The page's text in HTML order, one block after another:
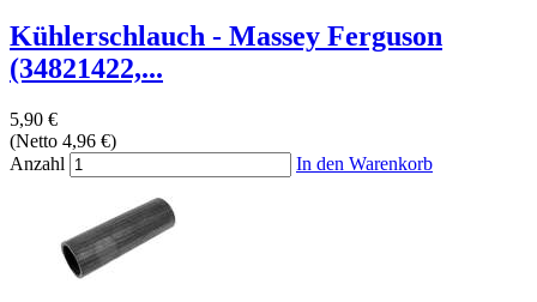
Kühlerschlauch - Massey Ferguson
(34821422,...
5,90 €
(Netto 4,96 €)
Anzahl
In den Warenkorb